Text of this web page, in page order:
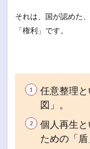
それは、国が認めた
「権利」です。
任意整理
図」。
個人再生
ための「盾